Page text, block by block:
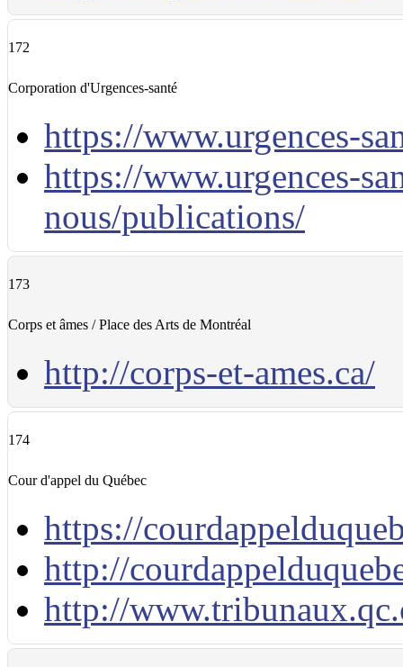
172
Corporation d'Urgences-santé
https://www.urgences-
https://www.urgences-
nous/publications/
173
Corps et âmes / Place des Arts de Montréal
http://corps-et-ames.ca/
174
Cour d'appel du Québec
https://
http://
http://